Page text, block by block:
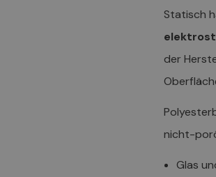
Statisch
der
nicht-
Glas